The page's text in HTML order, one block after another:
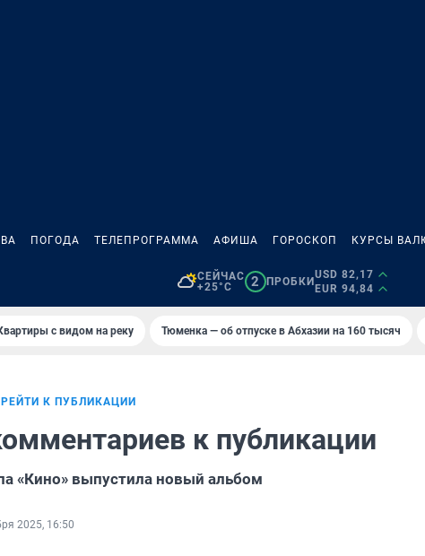
ПОГОДА ТЕЛЕПРОГРАММА АФИША ГОРОСКОП КУРСЫ
СЕЙЧАС
+25°C
2 ПРОБКИ
USD 82,17
EUR 94,84
с видом на реку Тюменка — об отпуске в Абхазии на 160 тысяч
К ПУБЛИКАЦИИ
к публикации
«Кино» выпустила новый альбом
2025, 16:50